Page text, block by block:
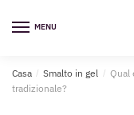
alla
MENU
Casa / Smalto in gel / Qual
tradizionale?